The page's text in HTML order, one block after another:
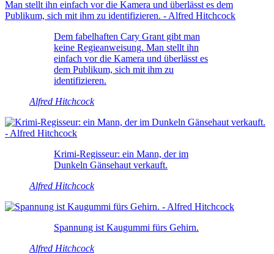
Dem fabelhaften Cary Grant gibt man
keine Regieanweisung. Man stellt ihn
einfach vor die Kamera und überlässt es
dem Publikum, sich mit ihm zu
identifizieren.
Alfred Hitchcock
Krimi-Regisseur: ein Mann, der im
Dunkeln Gänsehaut verkauft.
Alfred Hitchcock
Spannung ist Kaugummi fürs Gehirn.
Alfred Hitchcock